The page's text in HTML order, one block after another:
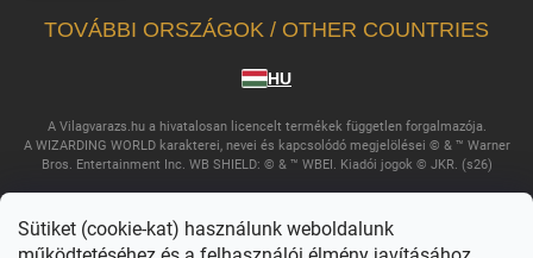
Sütiket (cookie-kat) használunk weboldalunk
TOVÁBBI ORSZÁGOK / OTHER COUNTRIES
HU
A Vilagvarazs.hu a hivatalosan licencelt termékek független forgalmazója.
A WIZARDING WORLD karakterei, nevei és kapcsolódó megjelölései © & ™ Warner
Bros. Entertainment Inc. WB SHIELD: © & ™ WBEI. Kiadói jogok © JKR. (s26)